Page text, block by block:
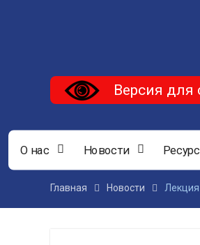
Версия
О нас Новости
Главная Новости